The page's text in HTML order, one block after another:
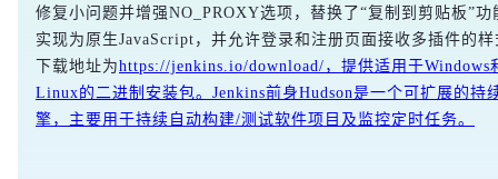
修复小问题并增强NO_PROXY选项，替换了“复制到剪贴板”功
实现为原生JavaScript，并允许登录和注册页面接收多插件的
下载地址为https://jenkins.io/download/，提供适用于Windows
Linux的二进制安装包。Jenkins前身Hudson是一个可扩展的持
擎，主要用于持续自动构建/测试软件项目及监控定时任务。